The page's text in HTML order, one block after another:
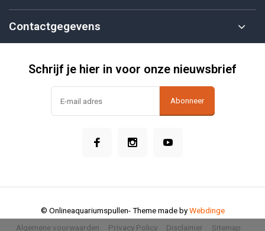
Contactgegevens
Schrijf je hier in voor onze nieuwsbrief
Abonneer
Algemene voorwaarden Privacy Policy Disclaimer Sitemap
© Onlineaquariumspullen- Theme made byWebdinge